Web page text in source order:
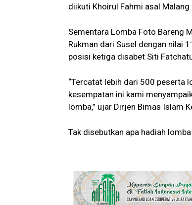
diikuti Khoirul Fahmi asal
Sementara Lomba Foto Bareng
Rukman dari Susel dengan nilai
posisi ketiga disabet Siti
“Tercatat lebih dari 500 peserta
kesempatan ini kami
lomba,” ujar Dirjen Bimas Islam
Tak disebutkan apa hadiah